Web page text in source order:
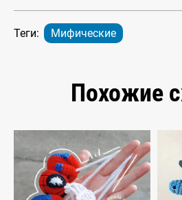
Теги: Мифические
Похожие